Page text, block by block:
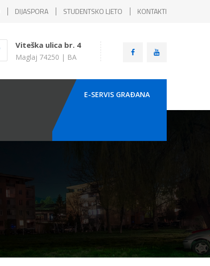
DIJASPORA STUDENTSKO LJETO KONTAKTI
Viteška ulica br. 4
Maglaj 74250 | BA
E-SERVIS GRAÐANA